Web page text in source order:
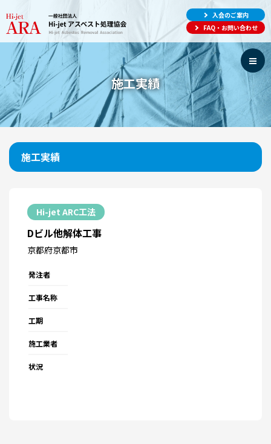
入会のご案内
FAQ・お問い合わせ
施工実績
施工実績
Hi-jet ARC工法
Dビル他解体工事
京都府京都市
発注者
工事名称
工期
施工業者
状況